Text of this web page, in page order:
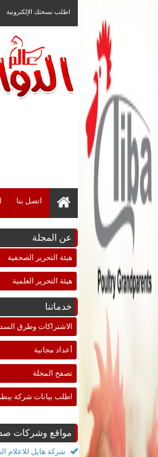
اطلب نسختك الإلكترونية
اتصل بنا
عن المجلة
هيئة التحرير الصحفية
هيئة التحرير العلمية
خدماتنا
الاشتراكات وطرق
أعداد مجانية
تصفح المجلة
اطلب بيانات شركة
مواقع وشركات
شركة هايل للاعلام